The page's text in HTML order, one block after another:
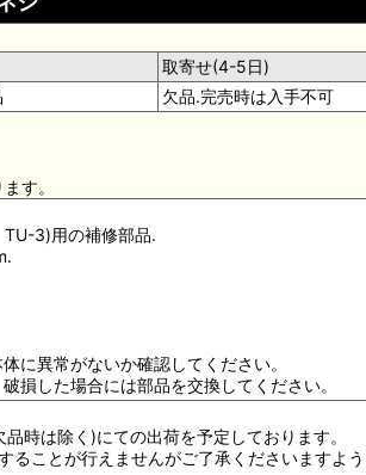
取寄せ(4-5日)
欠品.完売時は入手不可
す。
3)用の補修部品.
に異常がないか確認してください。
損した場合には部品を交換してください。
時は除く)にての出荷を予定しております。
ことが行えませんがご了承くださいますよう